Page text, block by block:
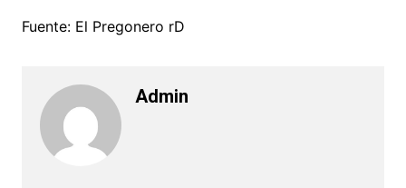
Fuente: El Pregonero rD
Admin